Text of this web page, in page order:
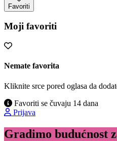
Favoriti
Moji favoriti
Nemate favorita
Kliknite srce pored oglasa da
Favoriti se čuvaju 14 dana
Prijava
Gradimo budućnost